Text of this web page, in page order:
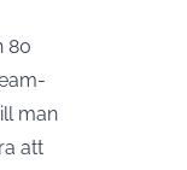
80
man
att